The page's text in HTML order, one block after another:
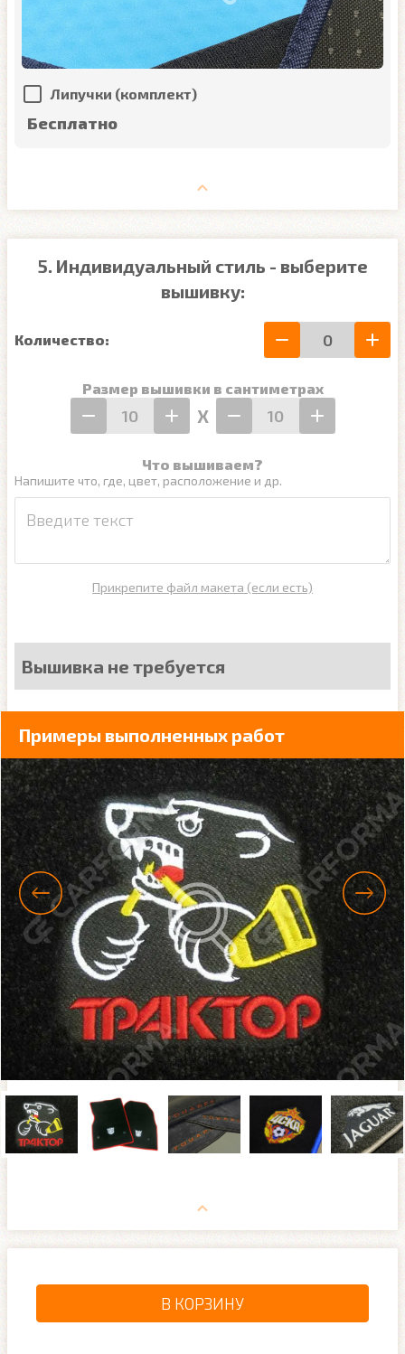
Липучки (комплект)
Бесплатно
5. Индивидуальный стиль - выберите
вышивку:
Количество:
Размер вышивки в сантиметрах
Х
Что вышиваем?
Напишите что, где, цвет, расположение и др.
Прикрепите файл макета (если есть)
Вышивка не требуется
Примеры выполненных работ
В КОРЗИНУ